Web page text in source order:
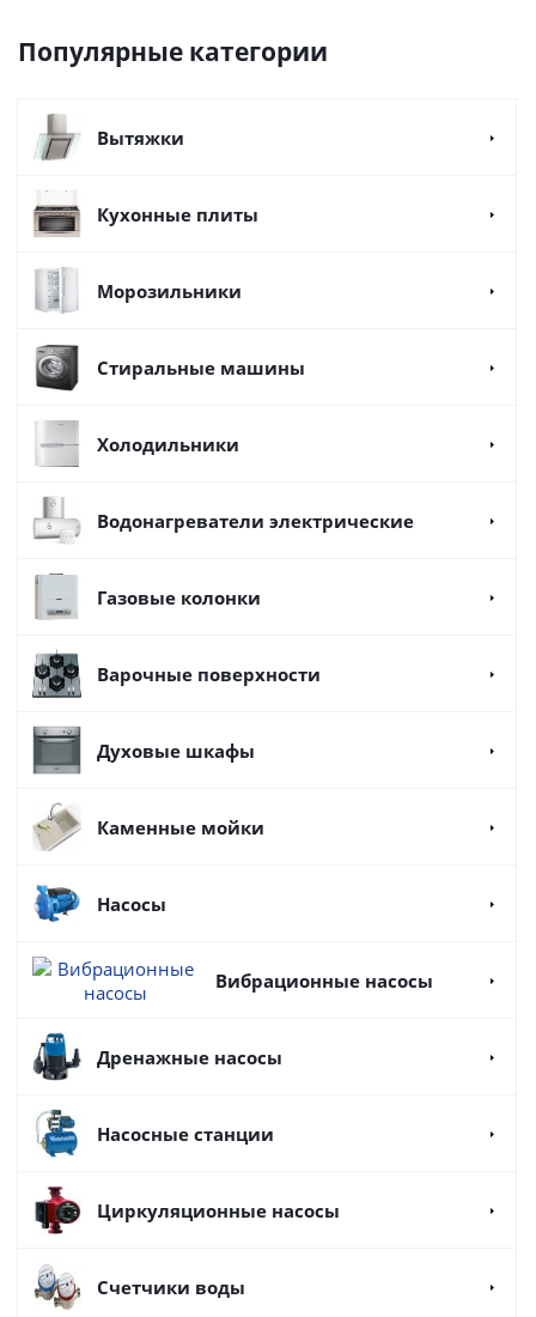
Популярные категории
Вытяжки
Кухонные плиты
Морозильники
Стиральные машины
Холодильники
Водонагреватели электрические
Газовые колонки
Варочные поверхности
Духовые шкафы
Каменные мойки
Насосы
Вибрационные насосы
Дренажные насосы
Насосные станции
Циркуляционные насосы
Счетчики воды